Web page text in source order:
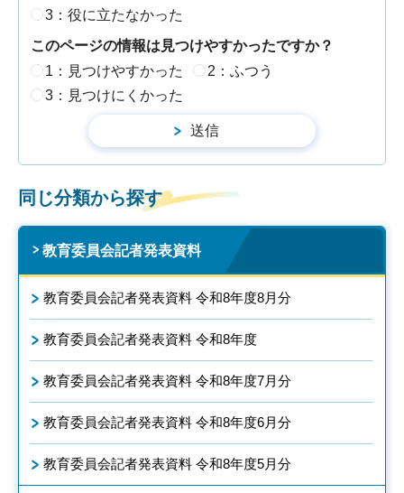
3：役に立たなかった
このページの情報は見つけやすかったですか？
1：見つけやすかった
2：ふつう
3：見つけにくかった
同じ分類から探す
教育委員会記者発表資料
教育委員会記者発表資料 令和8年度8月分
教育委員会記者発表資料 令和8年度
教育委員会記者発表資料 令和8年度7月分
教育委員会記者発表資料 令和8年度6月分
教育委員会記者発表資料 令和8年度5月分